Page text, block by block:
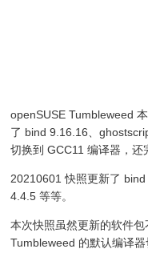
openSUSE Tumbleweed
了 bind 9.16.16、
切换到 GCC11 编译器，还
20210601 快照更新了
4.4.5 等等。
本次快照虽然更新的软件
Tumbleweed 的默认编译